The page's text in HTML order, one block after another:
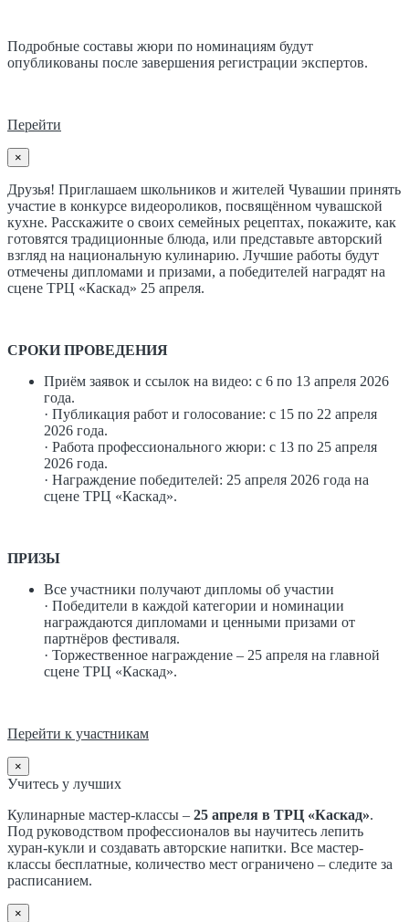
Подробные составы жюри по номинациям будут
опубликованы после завершения регистрации экспертов.
Перейти
×
Друзья! Приглашаем школьников и жителей Чувашии принять
участие в конкурсе видеороликов, посвящённом чувашской
кухне. Расскажите о своих семейных рецептах, покажите, как
готовятся традиционные блюда, или представьте авторский
взгляд на национальную кулинарию. Лучшие работы будут
отмечены дипломами и призами, а победителей наградят на
сцене ТРЦ «Каскад» 25 апреля.
СРОКИ ПРОВЕДЕНИЯ
Приём заявок и ссылок на видео: с 6 по 13 апреля 2026
года.
· Публикация работ и голосование: с 15 по 22 апреля
2026 года.
· Работа профессионального жюри: с 13 по 25 апреля
2026 года.
· Награждение победителей: 25 апреля 2026 года на
сцене ТРЦ «Каскад».
ПРИЗЫ
Все участники получают дипломы об участии
· Победители в каждой категории и номинации
награждаются дипломами и ценными призами от
партнёров фестиваля.
· Торжественное награждение – 25 апреля на главной
сцене ТРЦ «Каскад».
Перейти к участникам
×
Учитесь у лучших
Кулинарные мастер-классы – 25 апреля в ТРЦ «Каскад».
Под руководством профессионалов вы научитесь лепить
хуран-кукли и создавать авторские напитки. Все мастер-
классы бесплатные, количество мест ограничено – следите за
расписанием.
×